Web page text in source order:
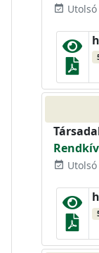
event_available
event_available